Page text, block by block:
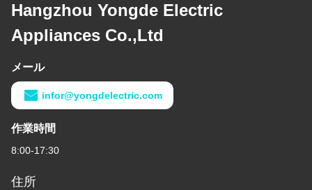
Hangzhou Yongde Electric
Appliances Co.,Ltd
メール
infor@yongdelectric.com
作業時間
8:00-17:30
住所